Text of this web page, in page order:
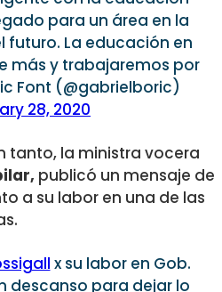
para un área en la
futuro. La educación en
más y trabajaremos por
Font (@gabrielboric)
28, 2020
tanto, la ministra vocera
publicó un mensaje de
a su labor en una de las
x su labor en Gob.
descanso para dejar lo